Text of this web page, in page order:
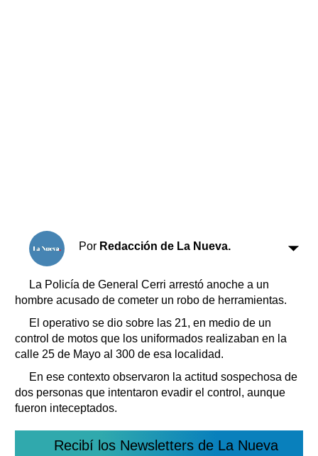
Por Redacción de La Nueva.
La Policía de General Cerri arrestó anoche a un
hombre acusado de cometer un robo de herramientas.
El operativo se dio sobre las 21, en medio de un
control de motos que los uniformados realizaban en la
calle 25 de Mayo al 300 de esa localidad.
En ese contexto observaron la actitud sospechosa de
dos personas que intentaron evadir el control, aunque
fueron inteceptados.
Recibí los Newsletters de La Nueva